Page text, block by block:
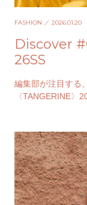
FASHION ／ 2026.01.20
Discover
26SS
編集部が注目する
〈TANGERINE〉